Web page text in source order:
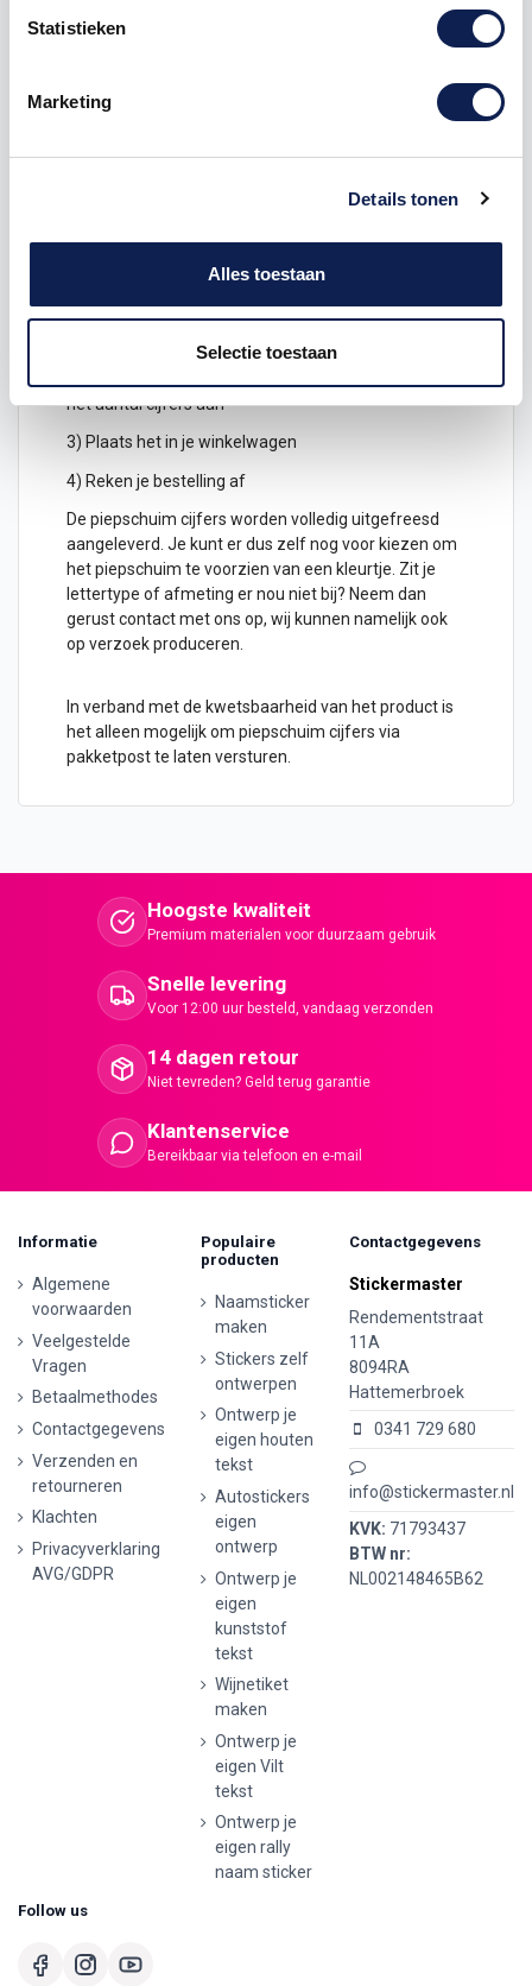
Statistieken
Marketing
Details tonen
Alles toestaan
Selectie toestaan
Piepschuim
een hoogte van 5 cm tot een hoogte van 80 cm, de
geschikt om buiten te gebruiken maar wel uitermate
1) Geef aan welke formaat je wenst te ontvangen, de
het aantal cijfers aan
3) Plaats het in je winkelwagen
4) Reken je bestelling af
De piepschuim cijfers worden volledig uitgefreesd
aangeleverd. Je kunt er dus zelf nog voor kiezen om
het piepschuim te voorzien van een kleurtje. Zit je
lettertype of afmeting er nou niet bij? Neem dan
gerust contact met ons op, wij kunnen namelijk ook
op verzoek produceren.
In verband met de kwetsbaarheid van het product is
het alleen mogelijk om piepschuim cijfers via
pakketpost te laten versturen.
Hoogste kwaliteit
Premium materialen voor duurzaam gebruik
Snelle levering
Voor 12:00 uur besteld, vandaag verzonden
14 dagen retour
Niet tevreden? Geld terug garantie
Klantenservice
Bereikbaar via telefoon en e-mail
Informatie
Algemene
voorwaarden
Veelgestelde
Vragen
Betaalmethodes
Contactgegevens
Verzenden en
retourneren
Klachten
Privacyverklaring
AVG/GDPR
Populaire
producten
Naamsticker
maken
Stickers zelf
ontwerpen
Ontwerp je
eigen houten
tekst
Autostickers
eigen
ontwerp
Ontwerp je
eigen
kunststof
tekst
Wijnetiket
maken
Ontwerp je
eigen Vilt
tekst
Ontwerp je
eigen rally
naam sticker
Contactgegevens
Stickermaster
Rendementstraat
11A
8094RA
Hattemerbroek
0341 729 680
info@stickermaster.nl
KVK: 71793437
BTW nr:
NL002148465B62
Follow us